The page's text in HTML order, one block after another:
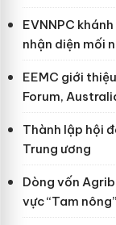
EVNNPC
nhận diện mối
EEMC giới
Forum,
Thành lập hội
Trung ương
Dòng vốn
vực “Tam nông”